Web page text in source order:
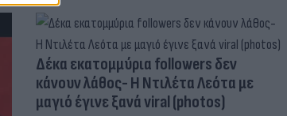
Δέκα εκατομμύρια followers δεν
κάνουν λάθος- Η Ντιλέτα Λεότα με
μαγιό έγινε ξανά viral (photos)